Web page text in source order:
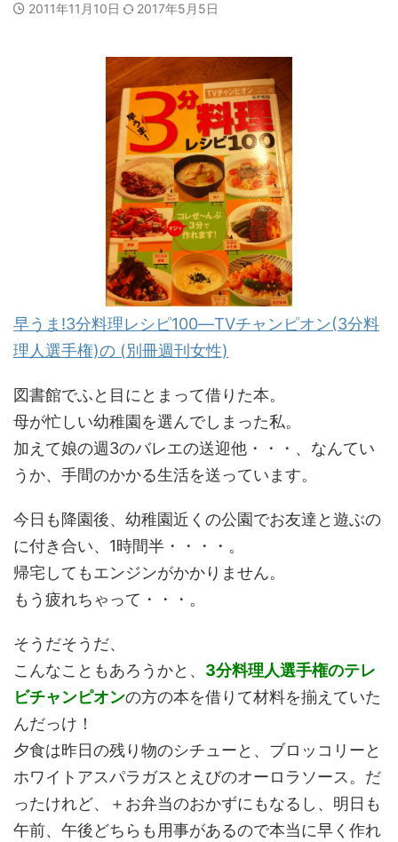
2011年11月10日 2017年5月5日
早うま!3分料理レシピ100―TVチャンピオン(3分料
理人選手権)の (別冊週刊女性)
図書館でふと目にとまって借りた本。
母が忙しい幼稚園を選んでしまった私。
加えて娘の週3のバレエの送迎他・・・、なんてい
うか、手間のかかる生活を送っています。
今日も降園後、幼稚園近くの公園でお友達と遊ぶの
に付き合い、1時間半・・・・。
帰宅してもエンジンがかかりません。
もう疲れちゃって・・・。
そうだそうだ、
こんなこともあろうかと、 3分料理人選手権のテレ
ビチャンピオンの方の本を借りて材料を揃えていた
んだっけ！
夕食は昨日の残り物のシチューと、ブロッコリーと
ホワイトアスパラガスとえびのオーロラソース。だ
ったけれど、＋お弁当のおかずにもなるし、明日も
午前、午後どちらも用事があるので本当に早く作れ